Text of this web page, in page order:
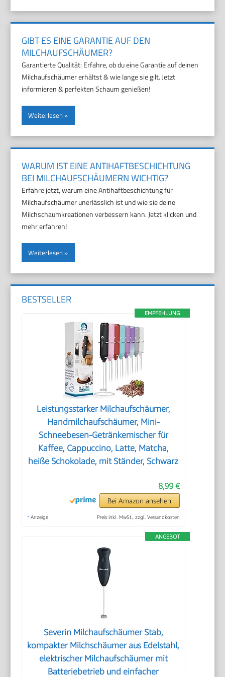
GIBT ES EINE GARANTIE AUF DEN
MILCHAUFSCHÄUMER?
Garantierte Qualität: Erfahre, ob du eine Garantie auf deinen
Milchaufschäumer erhältst & wie lange sie gilt. Jetzt
informieren & perfekten Schaum genießen!
Weiterlesen
WARUM IST EINE ANTIHAFTBESCHICHTUNG
BEI MILCHAUFSCHÄUMERN WICHTIG?
Erfahre jetzt, warum eine Antihaftbeschichtung für
Milchaufschäumer unerlässlich ist und wie sie deine
Milchschaumkreationen verbessern kann. Jetzt klicken und
mehr erfahren!
Weiterlesen
BESTSELLER
EMPFEHLUNG
Leistungsstarker Milchaufschäumer,
Handmilchaufschäumer, Mini-
Schneebesen-Getränkemischer für
Kaffee, Cappuccino, Latte, Matcha,
heiße Schokolade, mit Ständer, Schwarz
8,99 €
Bei Amazon ansehen
* Anzeige Preis inkl. MwSt., zzgl. Versandkosten
ANGEBOT
Severin Milchaufschäumer Stab,
kompakter Milchschäumer aus Edelstahl,
elektrischer Milchaufschäumer mit
Batteriebetrieb und einfacher